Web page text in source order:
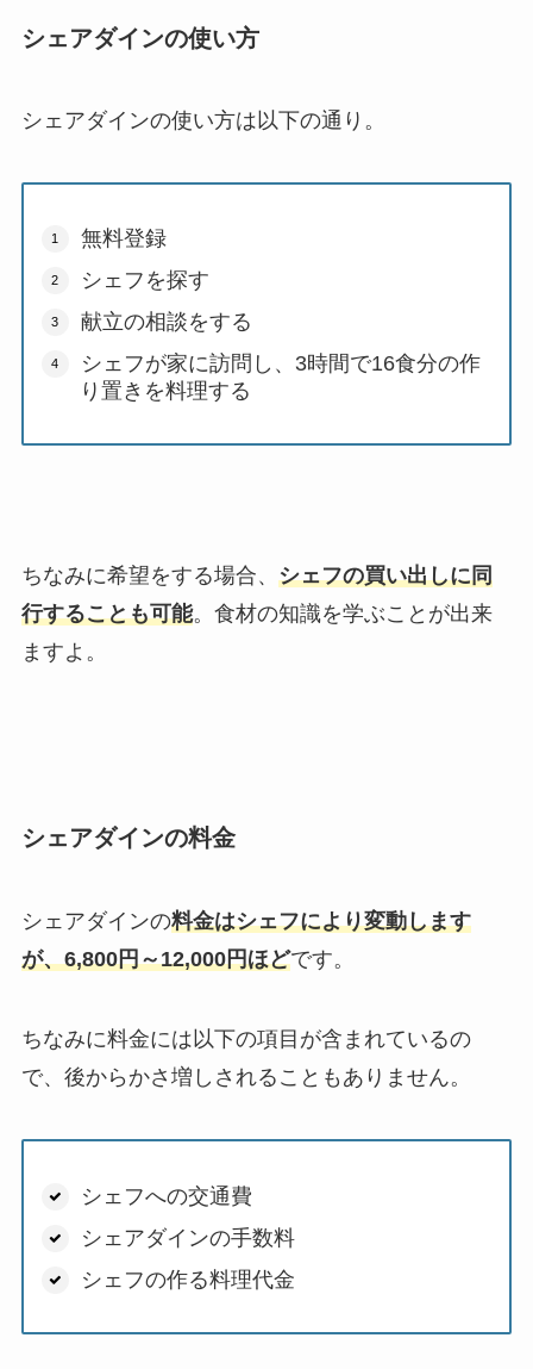
シェアダインの使い方
シェアダインの使い方は以下の通り。
無料登録
シェフを探す
献立の相談をする
シェフが家に訪問し、3時間で16食分の作
り置きを料理する
ちなみに希望をする場合、 シェフの買い出しに同
行することも可能。食材の知識を学ぶことが出来
ますよ。
シェアダインの料金
シェアダインの料金はシェフにより変動します
が、6,800円～12,000円ほどです。
ちなみに料金には以下の項目が含まれているの
で、後からかさ増しされることもありません。
シェフへの交通費
シェアダインの手数料
シェフの作る料理代金